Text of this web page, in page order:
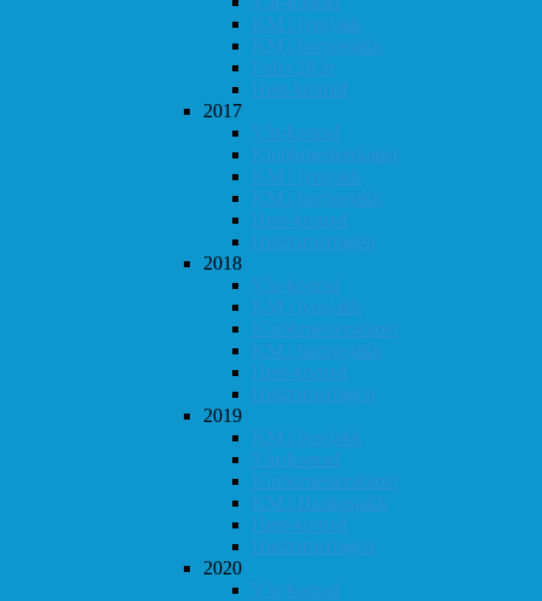
KM i lynsjakk
KM i hurtigsjakk
Follo 20 år
Høst-konrad
2017
Vår-konrad
Klubbmesterskapet
KM i lynsjakk
KM i hurtigsjakk
Høst-konrad
Høstturneringen
2018
Vår-konrad
KM i lynsjakk
Klubbmesterskapet
KM i hurtigsjakk
Høst-konrad
Høstturneringen
2019
KM i lynsjakk
Vår-konrad
Klubbmesterskapet
KM i Hurtigsjakk
Høst-konrad
Høstturneringen
2020
Vår-konrad